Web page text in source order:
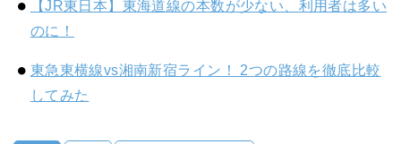
【JR東日本】東海道線の本数が少ない、利用者は多い
のに！
東急東横線vs湘南新宿ライン！ 2つの路線を徹底比較
してみた